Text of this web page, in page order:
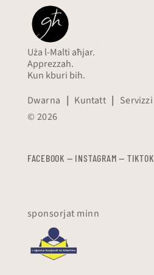
Uża l-Malti aħjar.
Apprezzah.
Kun kburi bih.
Dwarna | Kuntatt | Servizzi
© 2026
FACEBOOK — INSTAGRAM — TIKTOK
sponsorjat minn